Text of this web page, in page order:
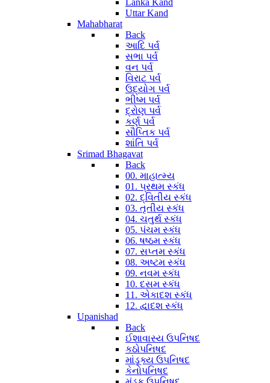
Uttar Kand
Mahabharat
Back
આદિ પર્વ
સભા પર્વ
વન પર્વ
વિરાટ પર્વ
ઉદ્યોગ પર્વ
ભીષ્મ પર્વ
દ્રોણ પર્વ
કર્ણ પર્વ
સૌપ્તિક પર્વ
શાંતિ પર્વ
Srimad Bhagavat
Back
00. માહાત્મ્ય
01. પ્રથમ સ્કંધ
02. દ્વિતીય સ્કંધ
03. તૃતીય સ્કંધ
04. ચતુર્થ સ્કંધ
05. પંચમ સ્કંધ
06. ષષ્ઠમ સ્કંધ
07. સપ્તમ સ્કંધ
08. અષ્ટમ સ્કંધ
09. નવમ સ્કંધ
10. દસમ સ્કંધ
11. એકાદશ સ્કંધ
12. દ્વાદશ સ્કંધ
Upanishad
Back
ઈશાવાસ્ય ઉપનિષદ
કઠોપનિષદ
માંડૂક્ય ઉપનિષદ
કેનોપનિષદ